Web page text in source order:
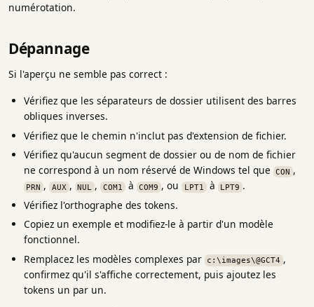
numérotation.
Dépannage
Si l'aperçu ne semble pas correct :
Vérifiez que les séparateurs de dossier utilisent des barres
obliques inverses.
Vérifiez que le chemin n'inclut pas d'extension de fichier.
Vérifiez qu'aucun segment de dossier ou de nom de fichier
ne correspond à un nom réservé de Windows tel que
CON ,
PRN , AUX , NUL , COM1 à COM9 , ou LPT1 à LPT9 .
Vérifiez l'orthographe des tokens.
Copiez un exemple et modifiez-le à partir d'un modèle
fonctionnel.
Remplacez les modèles complexes par
c:\images\@GCT4 ,
confirmez qu'il s'affiche correctement, puis ajoutez les
tokens un par un.